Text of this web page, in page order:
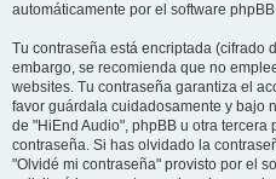
automáticamente por el software
Tu contraseña está encriptada (cifrado
embargo, se recomienda que no
websites. Tu contraseña garantiza el
favor guárdala cuidadosamente y bajo
de "HiEnd Audio", phpBB u otra tercera
contraseña. Si has olvidado la
"Olvidé mi contraseña" provisto por el